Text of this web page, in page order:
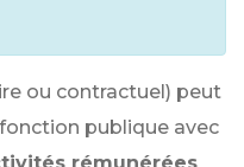
ou contractuel) peut
publique avec